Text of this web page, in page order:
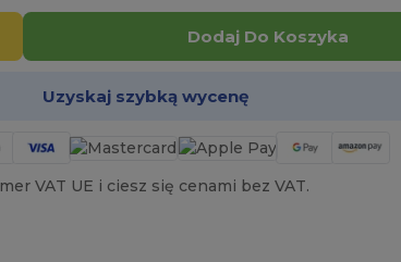
Dodaj Do Koszyka
Uzyskaj szybką wycenę
VAT UE i ciesz się cenami bez VAT.